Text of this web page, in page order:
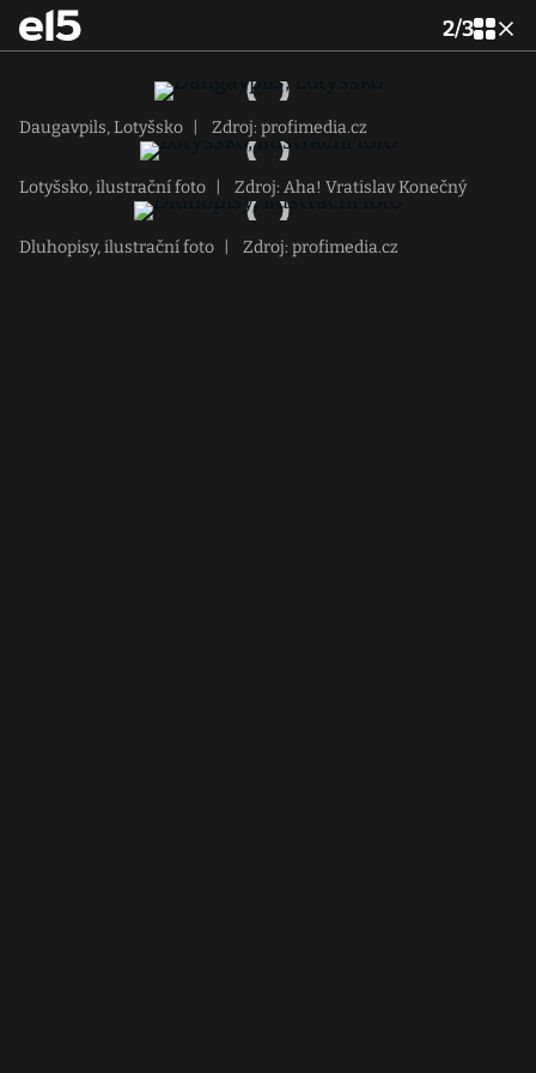
2/3
Daugavpils, Lotyšsko Zdroj: profimedia.cz
Lotyšsko, ilustrační foto Zdroj: Aha! Vratislav Konečný
Dluhopisy, ilustrační foto Zdroj: profimedia.cz